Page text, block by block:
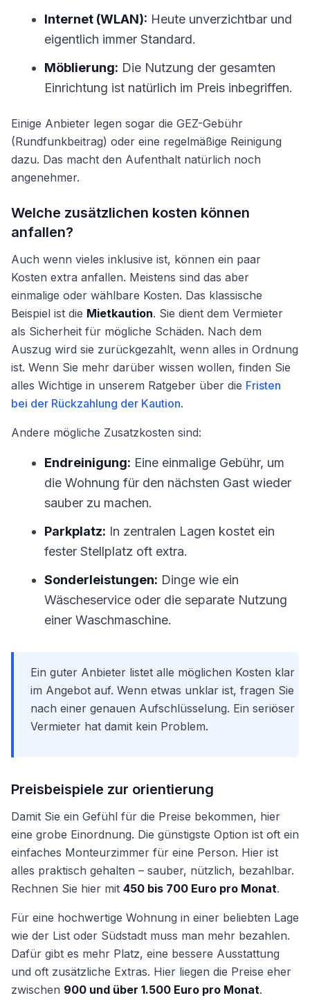
Internet (WLAN): Heute unverzichtbar und
eigentlich immer Standard.
Möblierung: Die Nutzung der gesamten
Einrichtung ist natürlich im Preis inbegriffen.
Einige Anbieter legen sogar die GEZ-Gebühr
(Rundfunkbeitrag) oder eine regelmäßige Reinigung
dazu. Das macht den Aufenthalt natürlich noch
angenehmer.
Welche zusätzlichen kosten können
anfallen?
Auch wenn vieles inklusive ist, können ein paar
Kosten extra anfallen. Meistens sind das aber
einmalige oder wählbare Kosten. Das klassische
Beispiel ist die Mietkaution. Sie dient dem Vermieter
als Sicherheit für mögliche Schäden. Nach dem
Auszug wird sie zurückgezahlt, wenn alles in Ordnung
ist. Wenn Sie mehr darüber wissen wollen, finden Sie
alles Wichtige in unserem Ratgeber über die Fristen
bei der Rückzahlung der Kaution.
Andere mögliche Zusatzkosten sind:
Endreinigung: Eine einmalige Gebühr, um
die Wohnung für den nächsten Gast wieder
sauber zu machen.
Parkplatz: In zentralen Lagen kostet ein
fester Stellplatz oft extra.
Sonderleistungen: Dinge wie ein
Wäscheservice oder die separate Nutzung
einer Waschmaschine.
Ein guter Anbieter listet alle möglichen Kosten klar
im Angebot auf. Wenn etwas unklar ist, fragen Sie
nach einer genauen Aufschlüsselung. Ein seriöser
Vermieter hat damit kein Problem.
Preisbeispiele zur orientierung
Damit Sie ein Gefühl für die Preise bekommen, hier
eine grobe Einordnung. Die günstigste Option ist oft ein
einfaches Monteurzimmer für eine Person. Hier ist
alles praktisch gehalten – sauber, nützlich, bezahlbar.
Rechnen Sie hier mit 450 bis 700 Euro pro Monat.
Für eine hochwertige Wohnung in einer beliebten Lage
wie der List oder Südstadt muss man mehr bezahlen.
Dafür gibt es mehr Platz, eine bessere Ausstattung
und oft zusätzliche Extras. Hier liegen die Preise eher
zwischen 900 und über 1.500 Euro pro Monat.